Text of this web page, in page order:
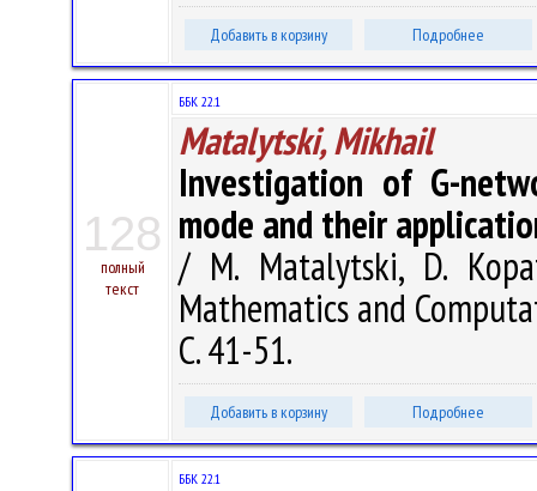
Добавить в корзину Подробнее
128
полный
текст
ББК 22.1
Matalytski, Mikhail
Investigation of G-
mode and their
/ M. Matalytski, D.
Mathematics and
С. 41-51.
Добавить в корзину Подробнее
ББК 22.1